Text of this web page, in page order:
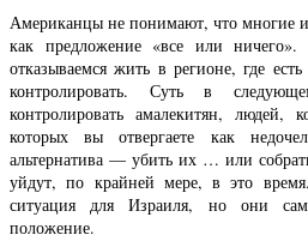
Американцы не понимают, что многие
как предложение «все или
отказываемся жить в регионе, где
контролировать. Суть в
контролировать амалекитян, людей,
которых вы отвергаете как
альтернатива — убить их … или
уйдут, по крайней мере, в это
ситуация для Израиля, но они
положение.